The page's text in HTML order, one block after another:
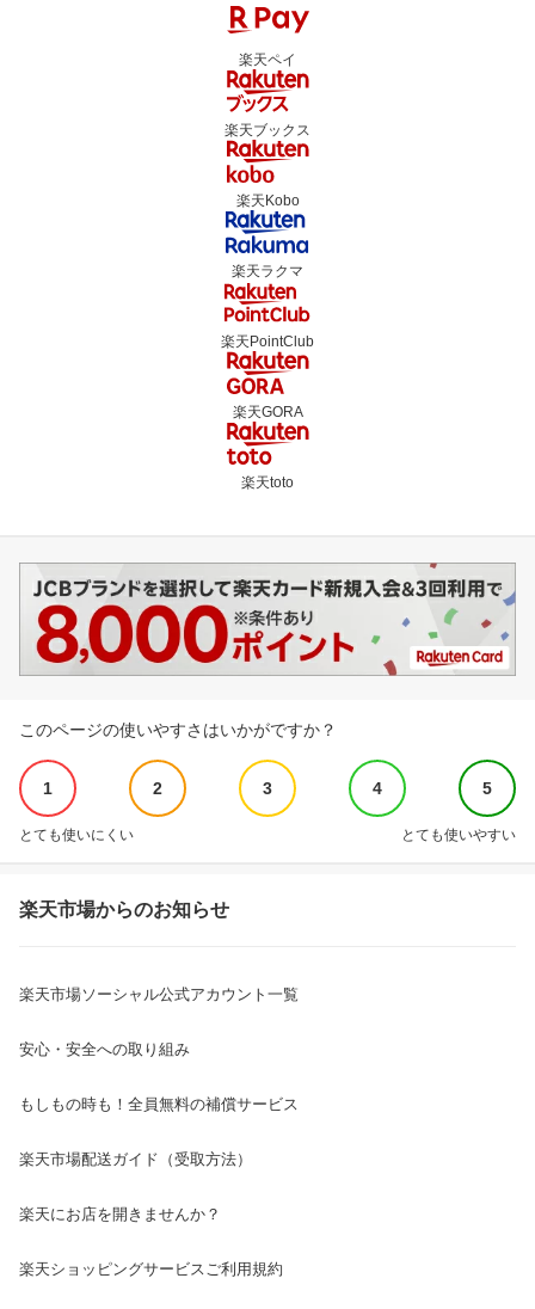
楽天ペイ
楽天ブックス
楽天Kobo
楽天ラクマ
楽天PointClub
楽天GORA
楽天toto
このページの使いやすさはいかがですか？
1 2 3 4 5
とても使いにくい とても使いやすい
楽天市場からのお知らせ
楽天市場ソーシャル公式アカウント一覧
安心・安全への取り組み
もしもの時も！全員無料の補償サービス
楽天市場配送ガイド（受取方法）
楽天にお店を開きませんか？
楽天ショッピングサービスご利用規約